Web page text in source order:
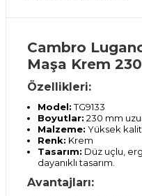
Cambro
Maşa Krem
Özellikleri:
Model:TG9133
Boyutlar: 230 mm
Malzeme: Yüksek
Renk: Krem
Tasarım: Düz uçlu,
dayanıklı tasarım.
Avantajları: